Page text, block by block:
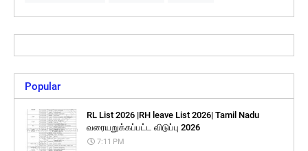
Popular
RL List 2026 |RH leave List 2026| Tamil Nadu
வரையறுக்கப்பட்ட விடுப்பு 2026
7:11 PM